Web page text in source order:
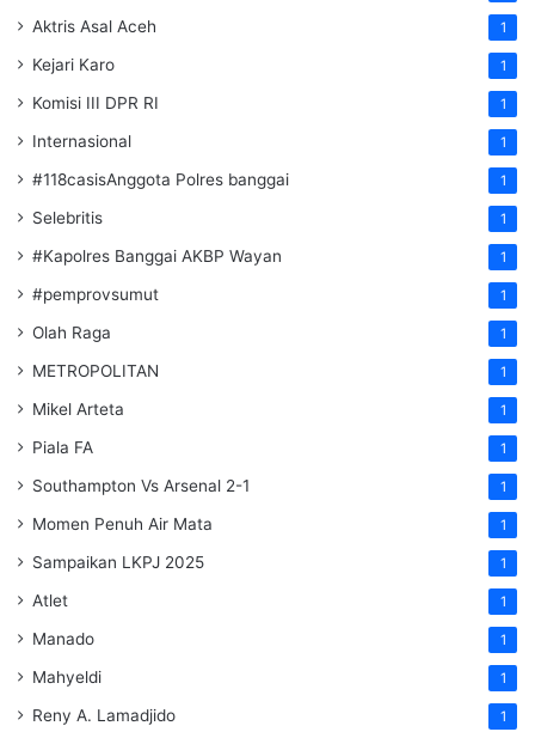
Aktris Asal Aceh 1
Kejari Karo 1
Komisi III DPR RI 1
Internasional 1
#118casisAnggota Polres banggai 1
Selebritis 1
#Kapolres Banggai AKBP Wayan 1
#pemprovsumut 1
Olah Raga 1
METROPOLITAN 1
Mikel Arteta 1
Piala FA 1
Southampton Vs Arsenal 2-1 1
Momen Penuh Air Mata 1
Sampaikan LKPJ 2025 1
Atlet 1
Manado 1
Mahyeldi 1
Reny A. Lamadjido 1